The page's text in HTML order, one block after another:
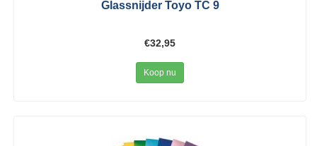
Glassnijder Toyo TC 9
€32,95
Koop nu